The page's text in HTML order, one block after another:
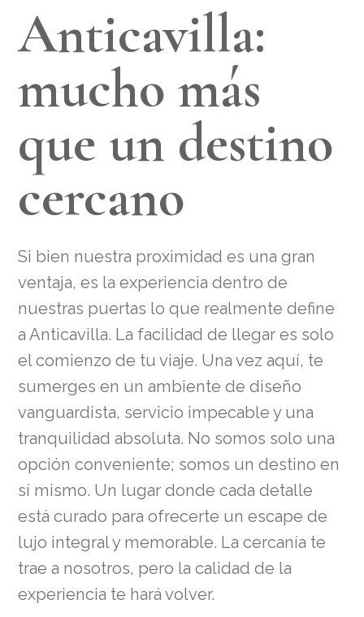
Anticavilla:
mucho más
que un destino
cercano
Si bien nuestra proximidad es una gran
ventaja, es la experiencia dentro de
nuestras puertas lo que realmente define
a Anticavilla. La facilidad de llegar es solo
el comienzo de tu viaje. Una vez aquí, te
sumerges en un ambiente de diseño
vanguardista, servicio impecable y una
tranquilidad absoluta. No somos solo una
opción conveniente; somos un destino en
sí mismo. Un lugar donde cada detalle
está curado para ofrecerte un escape de
lujo integral y memorable. La cercanía te
trae a nosotros, pero la calidad de la
experiencia te hará volver.